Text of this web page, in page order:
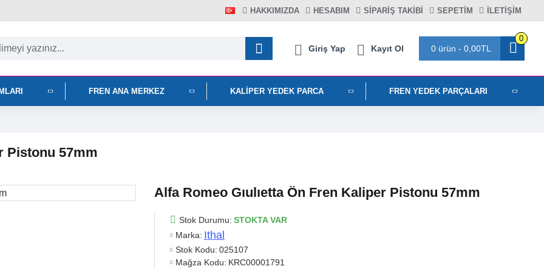
HAKKIMIZDA HESABIM SIPARIŞ TAKIBI SEPETIM İLETİŞİM
Giriş Yap Kayıt Ol 0 ürün - 0,00TL
0
FREN ANA MERKEZ KALIPER YEDEK PARCA FREN YEDEK PARÇALARI
Pistonu 57mm
Alfa Romeo Gıulıetta Ön Fren Kaliper Pistonu 57mm
Stok Durumu: STOKTA VAR
Marka: Ithal
Stok Kodu: 025107
Mağza Kodu: KRC00001791